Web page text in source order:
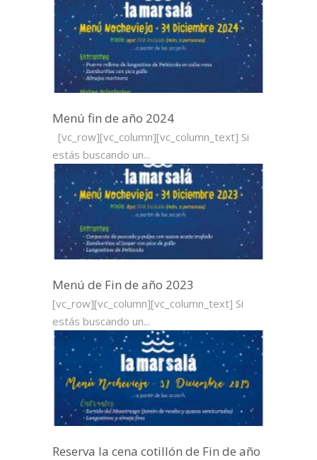
Menú fin de año 2024
[vc_row][vc_column][vc_column_text] Si
estás buscando un...
Menú de Fin de año 2023
[vc_row][vc_column][vc_column_text] Si
estás buscando un...
Reserva la cena cotillón de Fin de año